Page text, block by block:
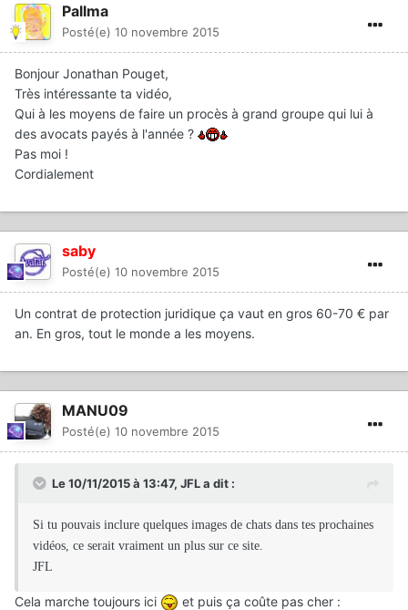
Pallma
Posté(e) 10 novembre 2015
Bonjour Jonathan Pouget,
Très intéressante ta vidéo,
Qui à les moyens de faire un procès à grand groupe qui lui à
des avocats payés à l'année ?
Pas moi !
Cordialement
saby
Posté(e) 10 novembre 2015
Un contrat de protection juridique ça vaut en gros 60-70 € par
an. En gros, tout le monde a les moyens.
MANU09
Posté(e) 10 novembre 2015
Le 10/11/2015 à 13:47, JFL a dit :
Si tu pouvais inclure quelques images de chats dans tes prochaines
vidéos, ce serait vraiment un plus sur ce site.
JFL
Cela marche toujours ici
et puis ça coûte pas cher :